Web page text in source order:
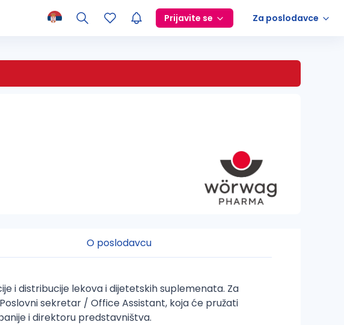
Prijavite se Za poslodavce
O poslodavcu
i distribucije lekova i dijetetskih suplemenata. Za
sekretar / Office Assistant, koja će pružati
i direktoru predstavništva.